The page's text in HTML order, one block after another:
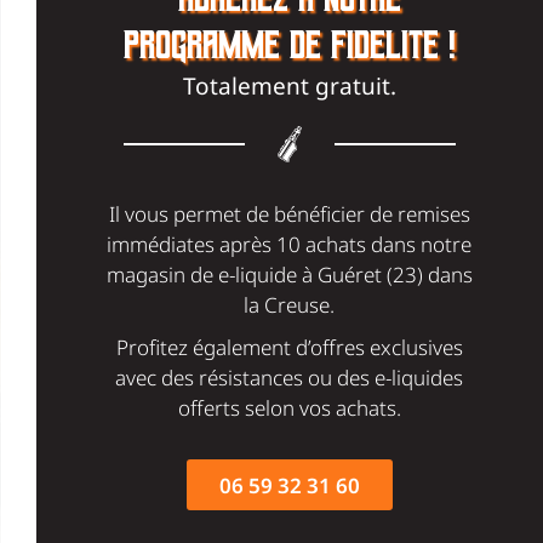
PROGRAMME DE FIDÉLITÉ !
Totalement gratuit.
Il vous permet de bénéficier de remises
immédiates après 10 achats dans notre
magasin de e-liquide à Guéret (23) dans
la Creuse.
Profitez également d’offres exclusives
avec des résistances ou des e-liquides
offerts selon vos achats.
06 59 32 31 60